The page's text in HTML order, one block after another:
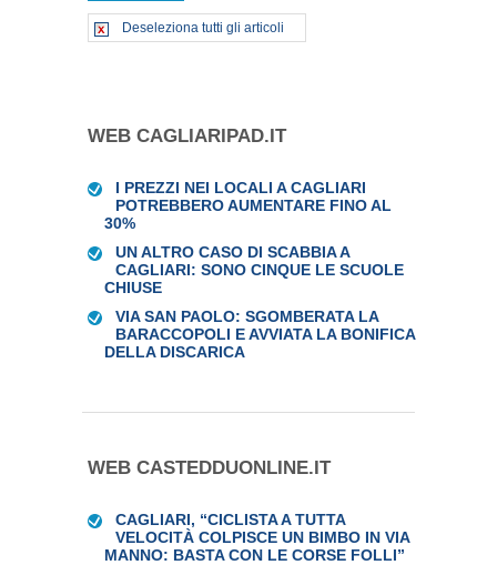
Deseleziona tutti gli articoli
WEB CAGLIARIPAD.IT
I PREZZI NEI LOCALI A CAGLIARI
POTREBBERO AUMENTARE FINO AL
30%
UN ALTRO CASO DI SCABBIA A
CAGLIARI: SONO CINQUE LE SCUOLE
CHIUSE
VIA SAN PAOLO: SGOMBERATA LA
BARACCOPOLI E AVVIATA LA BONIFICA
DELLA DISCARICA
WEB CASTEDDUONLINE.IT
CAGLIARI, “CICLISTA A TUTTA
VELOCITÀ COLPISCE UN BIMBO IN VIA
MANNO: BASTA CON LE CORSE FOLLI”